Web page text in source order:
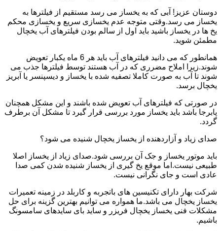
دوستان عزیز! آبی که به یخساز می رسد مستقیم از فیلترها به
یخساز می رسد.وقتی متوجه عدم یخسازی سریع و یخسازی محکم
یخ ها در یخساز باشید باید اول از سالم بودن فیلترهای آب یخچال
مطمئن شوید.
همانطور که می دانید فیلترهای آب باید هر 6 ماه یکبار تعویض
شوند.زیرا املاح مضرری که در آب هستند توسط فیلترها جذب می
شوند تا آب به صورت کاملا تصفیه شده با یخساز و دیسپنسر یا آبریز
یخچال برسد.
در صورتی که فیلترهای آب تعویض شده باشند و این مشکل همچنان
پابرجا باشد باید یخساز مورد بررسی قرار گیرد تا مشکل آن برطرف
گردد.
صدای زیاد و آزاردهنده از یخساز یخچال شنیده می شود؟
باید موتور یخساز و جک آن بررسی شود.صدای زیاد از یخساز اصلا
طبیعی نیست.اما موقع یخ گیری از یخساز شنیده شدن کمی صدا
عادی است و جای نگرانی نیست.
شرکت بهار دارای تکنیسین های باتجربه و کاربلد در زمینه تعمیرات
یخساز یخچال می باشد.ما همواره می توانیم بهترین گزینه برای حل
مشکلات فنی یخساز یخچال فریزر و ساید بای سایدهای سامسونگ
باشیم.